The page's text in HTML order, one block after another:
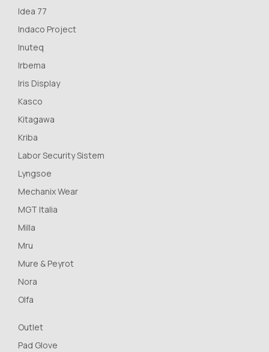
Idea 77
Indaco Project
Inuteq
Irbema
Iris Display
Kasco
Kitagawa
Kriba
Labor Security Sistem
Lyngsoe
Mechanix Wear
MGT Italia
Milla
Mru
Mure & Peyrot
Nora
Olfa
Outlet
Pad Glove